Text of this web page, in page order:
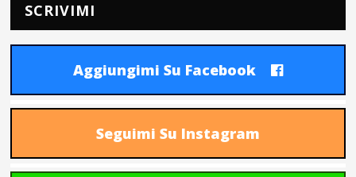
SCRIVIMI
Aggiungimi Su Facebook
Seguimi Su Instagram